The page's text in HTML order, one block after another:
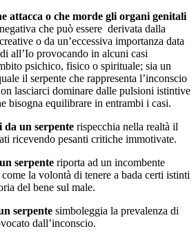
attacca o che morde gli organi genitali
che può essere derivata dalla
o da un’eccessiva importanza data
all’Io provocando in alcuni casi
psichico, fisico o spirituale; sia un
il serpente che rappresenta l’inconscio
lasciarci dominare dalle pulsioni istintive
bisogna equilibrare in entrambi i casi.
da un serpente rispecchia nella realtà il
ricevendo pesanti critiche immotivate.
serpente riporta ad un incombente
la volontà di tenere a bada certi istinti
del bene sul male.
serpente simboleggia la prevalenza di
dall’inconscio.